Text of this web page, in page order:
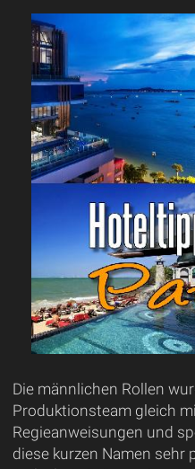
Die männlichen Rollen
Produktionsteam gleich
Regieanweisungen und
diese kurzen Namen sehr